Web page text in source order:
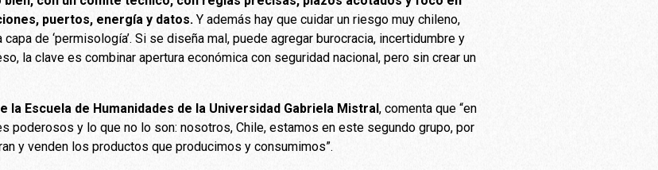
puertos, energía y datos. Y además hay que cuidar un riesgo muy chileno,
de ‘permisología’. Si se diseña mal, puede agregar burocracia, incertidumbre y
la clave es combinar apertura económica con seguridad nacional, pero sin crear un
la Escuela de Humanidades de la Universidad Gabriela Mistral, comenta que “en
poderosos y lo que no lo son: nosotros, Chile, estamos en este segundo grupo, por
y venden los productos que producimos y consumimos”.